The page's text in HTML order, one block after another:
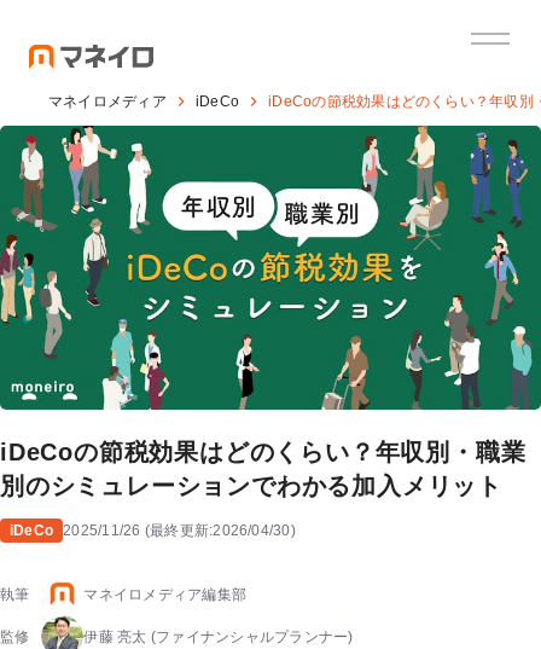
マネイロメディア iDeCo iDeCoの節税効果はどのくらい？年収別
iDeCoの節税効果はどのくらい？年収別・職業
別のシミュレーションでわかる加入メリット
iDeCo 2025/11/26 (最終更新:2026/04/30)
執筆 マネイロメディア編集部
監修 伊藤 亮太 (ファイナンシャルプランナー)